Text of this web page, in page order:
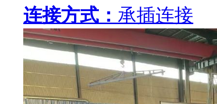
连接方式： 承插连接